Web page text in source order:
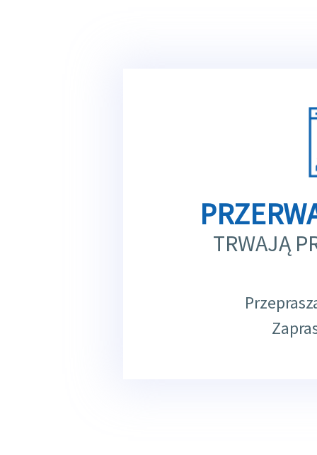
TRWAJĄ